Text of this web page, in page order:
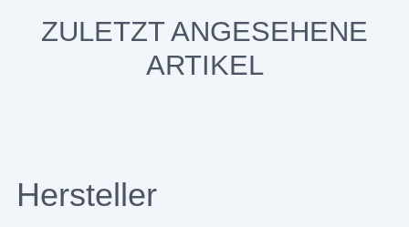
ZULETZT ANGESEHENE
ARTIKEL
Hersteller